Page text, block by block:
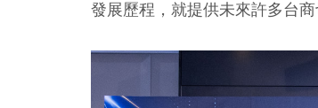
發展歷程，就提供未來許多台